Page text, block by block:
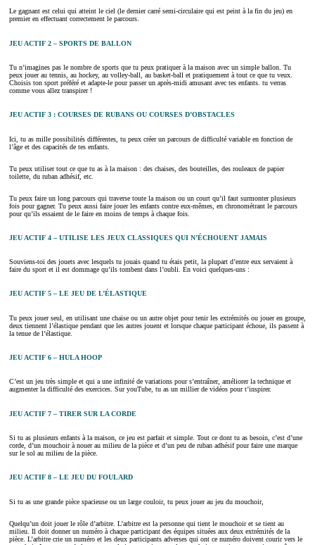
Le gagnant est celui qui atteint le ciel (le dernier carré semi-circulaire qui est peint à la fin du jeu) en
premier en effectuant correctement le parcours.
JEU ACTIF 2 – SPORTS DE BALLON
Tu n’imagines pas le nombre de sports que tu peux pratiquer à la maison avec un simple ballon. Tu
peux jouer au tennis, au hockey, au volley-ball, au basket-ball et pratiquement à tout ce que tu veux.
Choisis ton sport préféré et adapte-le pour passer un après-midi amusant avec tes enfants. tu verras
comme vous allez transpirer !
JEU ACTIF 3 : COURSES DE RUBANS OU COURSES D’OBSTACLES
Ici, tu as mille possibilités différentes, tu peux créer un parcours de difficulté variable en fonction de
l’âge et des capacités de tes enfants.
Tu peux utiliser tout ce que tu as à la maison : des chaises, des bouteilles, des rouleaux de papier
toilette, du ruban adhésif, etc.
Tu peux faire un long parcours qui traverse toute la maison ou un court qu’il faut surmonter plusieurs
fois pour gagner. Tu peux aussi faire jouer les enfants contre eux-mêmes, en chronométrant le parcours
pour qu’ils essaient de le faire en moins de temps à chaque fois.
JEU ACTIF 4 – UTILISE LES JEUX CLASSIQUES QUI N’ÉCHOUENT JAMAIS
Souviens-toi des jouets avec lesquels tu jouais quand tu étais petit, la plupart d’entre eux servaient à
faire du sport et il est dommage qu’ils tombent dans l’oubli. En voici quelques-uns :
JEU ACTIF 5 – LE JEU DE L’ÉLASTIQUE
Tu peux jouer seul, en utilisant une chaise ou un autre objet pour tenir les extrémités ou jouer en groupe,
deux tiennent l’élastique pendant que les autres jouent et lorsque chaque participant échoue, ils passent à
la tenue de l’élastique.
JEU ACTIF 6 – HULA HOOP
C’est un jeu très simple et qui a une infinité de variations pour s’entraîner, améliorer la technique et
augmenter la difficulté des exercices. Sur youTube, tu as un millier de vidéos pour t’inspirer.
JEU ACTIF 7 – TIRER SUR LA CORDE
Si tu as plusieurs enfants à la maison, ce jeu est parfait et simple. Tout ce dont tu as besoin, c’est d’une
corde, d’un mouchoir à nouer au milieu de la pièce et d’un peu de ruban adhésif pour faire une marque
sur le sol au milieu de la pièce.
JEU ACTIF 8 – LE JEU DU FOULARD
Si tu as une grande pièce spacieuse ou un large couloir, tu peux jouer au jeu du mouchoir,
Quelqu’un doit jouer le rôle d’arbitre. L’arbitre est la personne qui tient le mouchoir et se tient au
milieu. Il doit donner un numéro à chaque participant des équipes situées aux deux extrémités de la
pièce. L’arbitre crie un numéro et les deux participants adverses qui ont ce numéro doivent courir vers le